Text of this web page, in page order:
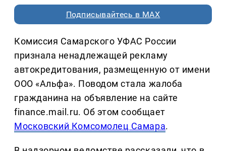
Подписывайтесь в MAX
Комиссия Самарского УФАС России
признала ненадлежащей рекламу
автокредитования, размещенную от имени
ООО «Альфа». Поводом стала жалоба
гражданина на объявление на сайте
finance.mail.ru. Об этом сообщает
Московский Комсомолец Самара.